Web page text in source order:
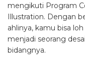
mengikuti Program
Illustration. Dengan
ahlinya, kamu bisa
menjadi seorang
bidangnya.